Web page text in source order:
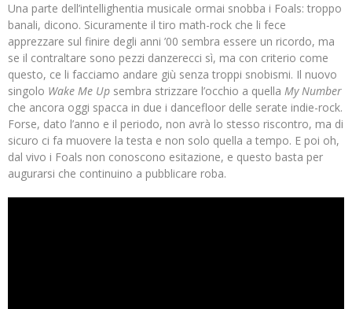
Una parte dell’intellighentia musicale ormai snobba i Foals: troppo
banali, dicono. Sicuramente il tiro math-rock che li fece
apprezzare sul finire degli anni ’00 sembra essere un ricordo, ma
se il contraltare sono pezzi danzerecci sì, ma con criterio come
questo, ce li facciamo andare giù senza troppi snobismi. Il nuovo
singolo Wake Me Up sembra strizzare l’occhio a quella My Number
che ancora oggi spacca in due i dancefloor delle serate indie-rock.
Forse, dato l’anno e il periodo, non avrà lo stesso riscontro, ma di
sicuro ci fa muovere la testa e non solo quella a tempo. E poi oh,
dal vivo i Foals non conoscono esitazione, e questo basta per
augurarsi che continuino a pubblicare roba.